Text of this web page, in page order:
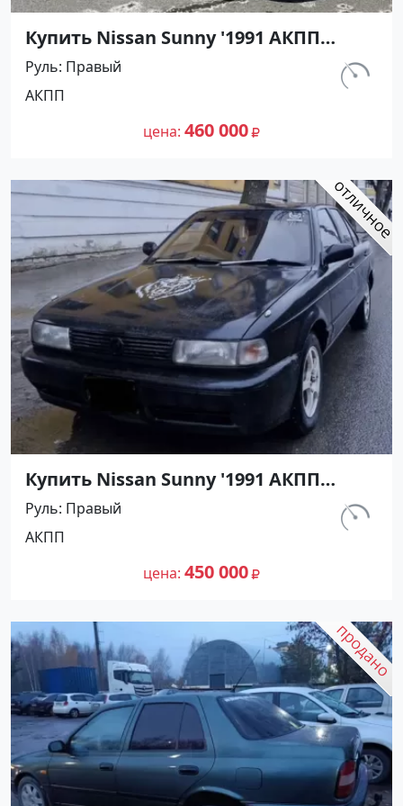
Купить Nissan Sunny '1991 АКПП
(1400/75 л.с.) Бензин инжектор
Тамань цвет Черный Седан по цене
460000 рублей, объявление №27493
на сайте Авторынок23
Руль Правый
АКПП
цена 460 000
Купить Nissan Sunny '1991 АКПП
(1400/75 л.с.) Бензин инжектор
Мостовской цвет Черный Седан по
цене 450000 рублей, объявление
№27489 на сайте Авторынок23
км.
Руль Правый
АКПП
цена 450 000